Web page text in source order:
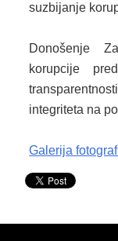
suzbijanje
Donošenje
korupcije
integriteta na
Galerija
SLUŽBA ZA
OGLASNA PLOČA
KONKURSI
OBAVJEŠTENJA
OGLASI
JAVNI POZIVI
NAJAVA